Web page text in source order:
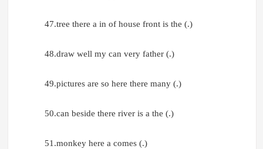
47.tree there a in of house front is the (.)
48.draw well my can very father (.)
49.pictures are so here there many (.)
50.can beside there river is a the (.)
51.monkey here a comes (.)